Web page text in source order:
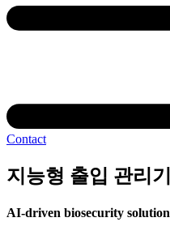
Contact
지능형 출입 관리기
AI-driven biosecurity solution